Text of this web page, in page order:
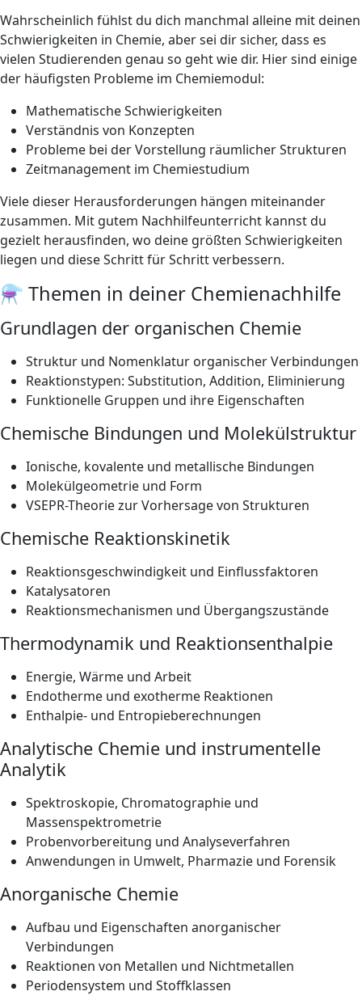
Wahrscheinlich fühlst du dich manchmal alleine mit deinen
Schwierigkeiten in Chemie, aber sei dir sicher, dass es
vielen Studierenden genau so geht wie dir. Hier sind einige
der häufigsten Probleme im Chemiemodul:
Mathematische Schwierigkeiten
Verständnis von Konzepten
Probleme bei der Vorstellung räumlicher Strukturen
Zeitmanagement im Chemiestudium
Viele dieser Herausforderungen hängen miteinander
zusammen. Mit gutem Nachhilfeunterricht kannst du
gezielt herausfinden, wo deine größten Schwierigkeiten
liegen und diese Schritt für Schritt verbessern.
⚗️ Themen in deiner Chemienachhilfe
Grundlagen der organischen Chemie
Struktur und Nomenklatur organischer Verbindungen
Reaktionstypen: Substitution, Addition, Eliminierung
Funktionelle Gruppen und ihre Eigenschaften
Chemische Bindungen und Molekülstruktur
Ionische, kovalente und metallische Bindungen
Molekülgeometrie und Form
VSEPR-Theorie zur Vorhersage von Strukturen
Chemische Reaktionskinetik
Reaktionsgeschwindigkeit und Einflussfaktoren
Katalysatoren
Reaktionsmechanismen und Übergangszustände
Thermodynamik und Reaktionsenthalpie
Energie, Wärme und Arbeit
Endotherme und exotherme Reaktionen
Enthalpie- und Entropieberechnungen
Analytische Chemie und instrumentelle
Analytik
Spektroskopie, Chromatographie und
Massenspektrometrie
Probenvorbereitung und Analyseverfahren
Anwendungen in Umwelt, Pharmazie und Forensik
Anorganische Chemie
Aufbau und Eigenschaften anorganischer
Verbindungen
Reaktionen von Metallen und Nichtmetallen
Periodensystem und Stoffklassen